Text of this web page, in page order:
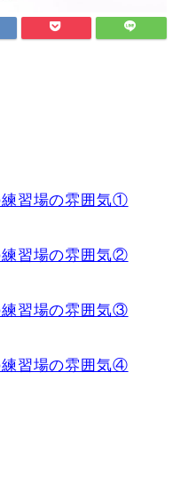
練習場の雰囲気①
練習場の雰囲気②
練習場の雰囲気③
練習場の雰囲気④